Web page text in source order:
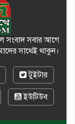
সংবাদ সবার আগে
সাথেই থাকুন।
টুইটার
ইউটিউব